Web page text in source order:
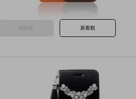
価格順 新着順